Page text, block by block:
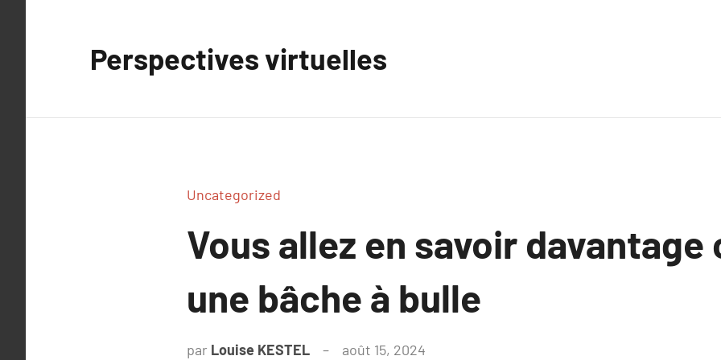
Perspectives virtuelles
Uncategorized
Vous allez en savoir davantage
une bâche à bulle
par Louise KESTEL août 15, 2024